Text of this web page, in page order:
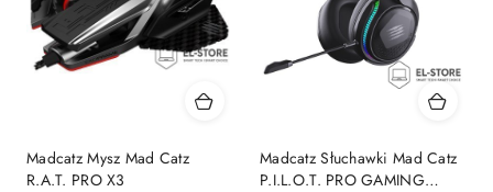
Madcatz Mysz Mad Catz
R.A.T. PRO X3
Madcatz Słuchawki Mad Catz
P.I.L.O.T. PRO GAMING